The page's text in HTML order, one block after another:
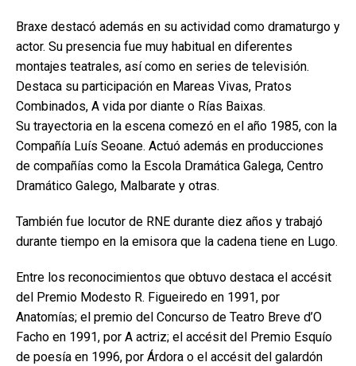
Braxe destacó además en su actividad como dramaturgo y
actor. Su presencia fue muy habitual en diferentes
montajes teatrales, así como en series de televisión.
Destaca su participación en Mareas Vivas, Pratos
Combinados, A vida por diante o Rías Baixas.
Su trayectoria en la escena comezó en el año 1985, con la
Compañía Luís Seoane. Actuó además en producciones
de compañías como la Escola Dramática Galega, Centro
Dramático Galego, Malbarate y otras.
También fue locutor de RNE durante diez años y trabajó
durante tiempo en la emisora que la cadena tiene en Lugo.
Entre los reconocimientos que obtuvo destaca el accésit
del Premio Modesto R. Figueiredo en 1991, por
Anatomías; el premio del Concurso de Teatro Breve d’O
Facho en 1991, por A actriz; el accésit del Premio Esquío
de poesía en 1996, por Árdora o el accésit del galardón